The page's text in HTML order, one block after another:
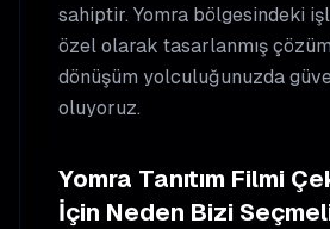
sahiptir. Yomra bölgesindeki
özel olarak tasarlanmış
dönüşüm yolculuğunuzda
oluyoruz.
Yomra Tanıtım Filmi
İçin Neden Bizi